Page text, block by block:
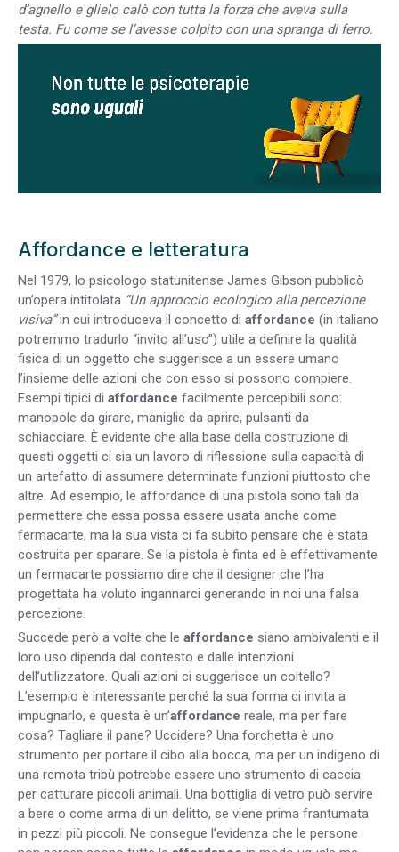
d’agnello e glielo calò con tutta la forza che aveva sulla
testa. Fu come se l’avesse colpito con una spranga di ferro.
Affordance e letteratura
Nel 1979, lo psicologo statunitense James Gibson pubblicò
un’opera intitolata “Un approccio ecologico alla percezione
visiva”in cui introduceva il concetto di affordance (in italiano
potremmo tradurlo “invito all’uso”) utile a definire la qualità
fisica di un oggetto che suggerisce a un essere umano
l’insieme delle azioni che con esso si possono compiere.
Esempi tipici di affordance facilmente percepibili sono:
manopole da girare, maniglie da aprire, pulsanti da
schiacciare. È evidente che alla base della costruzione di
questi oggetti ci sia un lavoro di riflessione sulla capacità di
un artefatto di assumere determinate funzioni piuttosto che
altre. Ad esempio, le affordance di una pistola sono tali da
permettere che essa possa essere usata anche come
fermacarte, ma la sua vista ci fa subito pensare che è stata
costruita per sparare. Se la pistola è finta ed è effettivamente
un fermacarte possiamo dire che il designer che l’ha
progettata ha voluto ingannarci generando in noi una falsa
percezione.
Succede però a volte che le affordance siano ambivalenti e il
loro uso dipenda dal contesto e dalle intenzioni
dell’utilizzatore. Quali azioni ci suggerisce un coltello?
L’esempio è interessante perché la sua forma ci invita a
impugnarlo, e questa è un’affordance reale, ma per fare
cosa? Tagliare il pane? Uccidere? Una forchetta è uno
strumento per portare il cibo alla bocca, ma per un indigeno di
una remota tribù potrebbe essere uno strumento di caccia
per catturare piccoli animali. Una bottiglia di vetro può servire
a bere o come arma di un delitto, se viene prima frantumata
in pezzi più piccoli. Ne consegue l’evidenza che le persone